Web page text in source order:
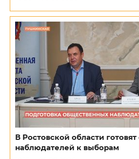
В Ростовской области
наблюдателей к выборам